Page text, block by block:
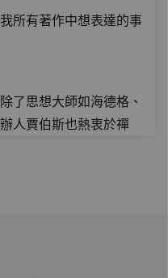
所有著作中想表達的事
了思想大師如海德格、
人賈伯斯也熱衷於禪